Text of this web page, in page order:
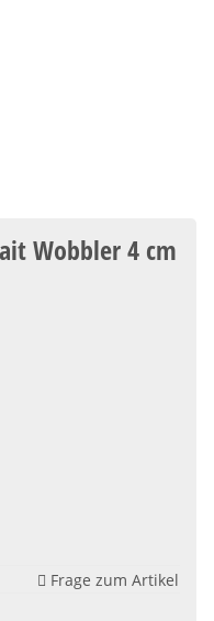
Wobbler 4 cm
Frage zum Artikel